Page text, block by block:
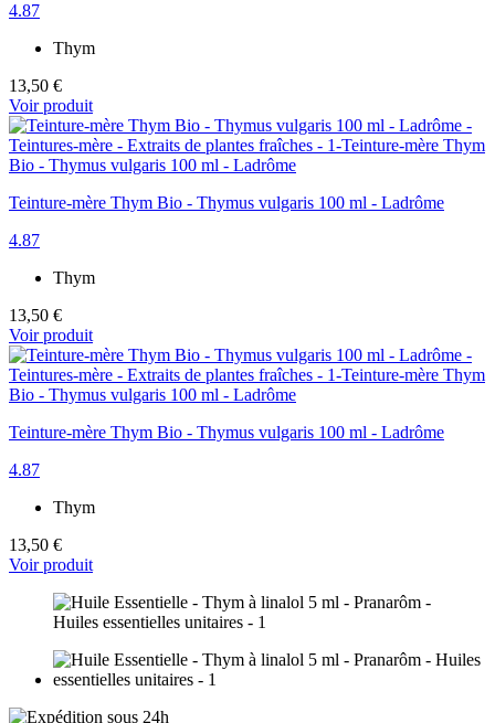
4.87
Thym
13,50 €
Voir produit
Teinture-mère Thym Bio - Thymus vulgaris 100 ml - Ladrôme
4.87
Thym
13,50 €
Voir produit
Teinture-mère Thym Bio - Thymus vulgaris 100 ml - Ladrôme
4.87
Thym
13,50 €
Voir produit